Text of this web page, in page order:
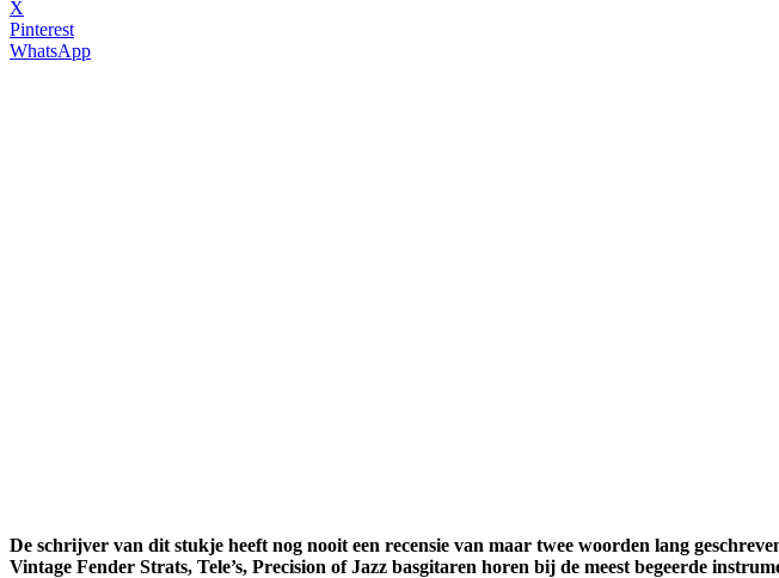
X
Pinterest
WhatsApp
De schrijver van dit stukje heeft nog nooit een recensie van maar twee woorden lang
Vintage Fender Strats, Tele’s, Precision of Jazz basgitaren horen bij de meest begeerde